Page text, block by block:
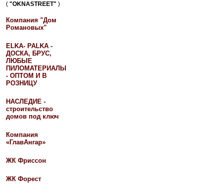
( "OKNASTREET" )
Компания "Дом
Романовых"
ELKA- PALKA -
ДОСКА, БРУС,
ЛЮБЫЕ
ПИЛОМАТЕРИАЛЫ
- ОПТОМ И В
РОЗНИЦУ
НАСЛЕДИЕ -
строительство
домов под ключ
Компания
«ГлавАнгар»
ЖК Фриссон
ЖК Форест